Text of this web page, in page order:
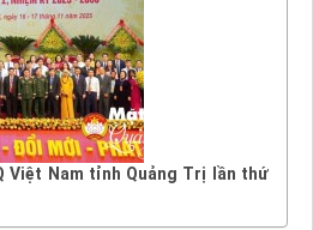
Việt Nam tỉnh Quảng Trị lần thứ